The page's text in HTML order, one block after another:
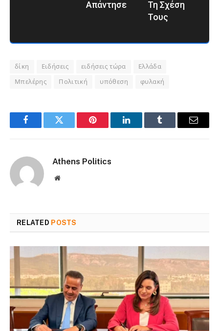
Απάντησε
Τη Σχέση
Τους
δίκη Ειδήσεις ειδήσεις τώρα Ελλάδα
Μπελέρης Πολιτική υπόθεση φυλακή
FacebookTwitter Pinterest LinkedInTumblr Email
Athens Politics
Website
RELATED POSTS